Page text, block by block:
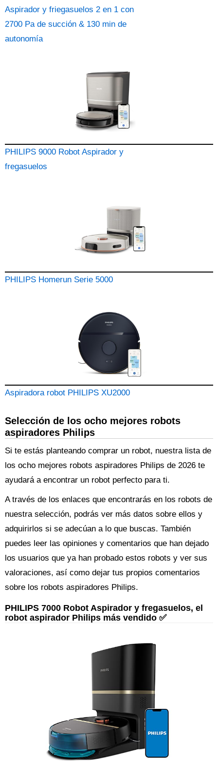
Aspirador y friegasuelos 2 en 1 con
2700 Pa de succión & 130 min de
autonomía
PHILIPS 9000 Robot Aspirador y
fregasuelos
PHILIPS Homerun Serie 5000
Aspiradora robot PHILIPS XU2000
Selección de los ocho mejores robots
aspiradores Philips
Si te estás planteando comprar un robot, nuestra lista de
los ocho mejores robots aspiradores Philips de 2026 te
ayudará a encontrar un robot perfecto para ti.
A través de los enlaces que encontrarás en los robots de
nuestra selección, podrás ver más datos sobre ellos y
adquirirlos si se adecúan a lo que buscas. También
puedes leer las opiniones y comentarios que han dejado
los usuarios que ya han probado estos robots y ver sus
valoraciones, así como dejar tus propios comentarios
sobre los robots aspiradores Philips.
PHILIPS 7000 Robot Aspirador y fregasuelos, el
robot aspirador Philips más vendido ✅